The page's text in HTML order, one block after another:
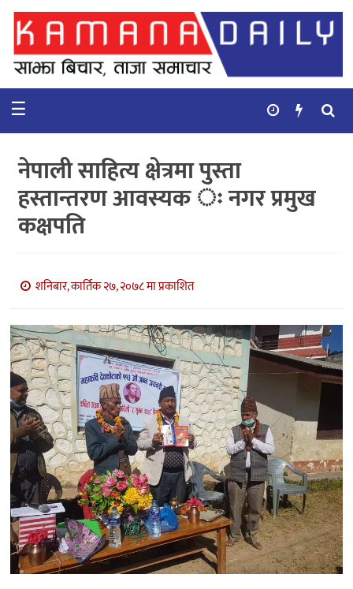
गृहपृष्ठ
समाचार
कुटनिती
कुराकानी
अर्थ
र
भिडियो
सिफारिस
☰
नेपाली साहित्य क्षेत्रमा पुस्ता
हस्तान्तरण आवस्यक ः नगर प्रमुख
कक्षपति
शनिबार, कार्तिक २७, २०७८ मा प्रकाशित